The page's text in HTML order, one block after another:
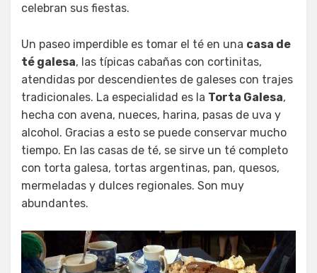
celebran sus fiestas.
Un paseo imperdible es tomar el té en una casa de
té galesa, las típicas cabañas con cortinitas,
atendidas por descendientes de galeses con trajes
tradicionales. La especialidad es la Torta Galesa,
hecha con avena, nueces, harina, pasas de uva y
alcohol. Gracias a esto se puede conservar mucho
tiempo. En las casas de té, se sirve un té completo
con torta galesa, tortas argentinas, pan, quesos,
mermeladas y dulces regionales. Son muy
abundantes.